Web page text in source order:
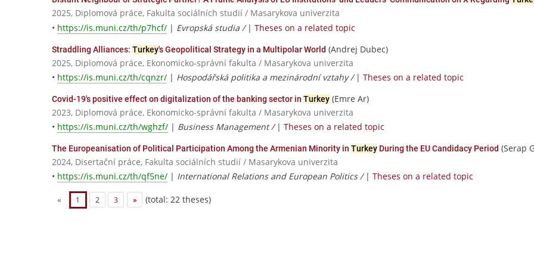
2025, Diplomová práce, Fakulta sociálních studií / Masarykova univerzita
• https://is.muni.cz/th/p7hcf/ | Evropská studia / | Theses on a related topic
Straddling Alliances: Turkey's Geopolitical Strategy in a Multipolar World (Andrej Dubec)
2025, Diplomová práce, Ekonomicko-správní fakulta / Masarykova univerzita
• https://is.muni.cz/th/cqnzr/ | Hospodářská politika a mezinárodní vztahy / | Theses on a related topic
Covid-19's positive effect on digitalization of the banking sector in Turkey (Emre Ar)
2023, Diplomová práce, Ekonomicko-správní fakulta / Masarykova univerzita
• https://is.muni.cz/th/wghzf/ | Business Management / | Theses on a related topic
The Europeanisation of Political Participation Among the Armenian Minority in Turkey During the EU Candidacy Period (Serap
2024, Disertační práce, Fakulta sociálních studií / Masarykova univerzita
• https://is.muni.cz/th/qf5ne/ | International Relations and European Politics / | Theses on a related topic
« 1 2 3 » (total: 22 theses)